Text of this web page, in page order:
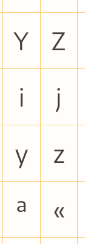
Y Z
i j
y z
ª «